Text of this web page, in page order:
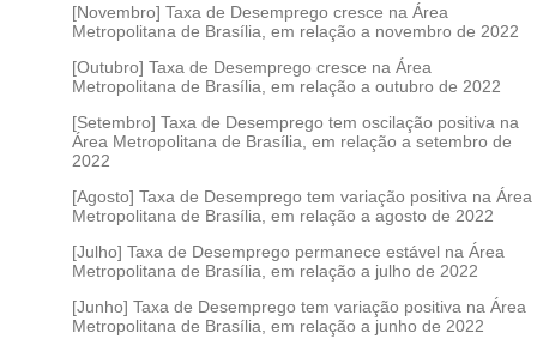
[Novembro] Taxa de Desemprego cresce na Área
Metropolitana de Brasília, em relação a novembro de 2022
[Outubro] Taxa de Desemprego cresce na Área
Metropolitana de Brasília, em relação a outubro de 2022
[Setembro] Taxa de Desemprego tem oscilação positiva na
Área Metropolitana de Brasília, em relação a setembro de
2022
[Agosto] Taxa de Desemprego tem variação positiva na Área
Metropolitana de Brasília, em relação a agosto de 2022
[Julho] Taxa de Desemprego permanece estável na Área
Metropolitana de Brasília, em relação a julho de 2022
[Junho] Taxa de Desemprego tem variação positiva na Área
Metropolitana de Brasília, em relação a junho de 2022